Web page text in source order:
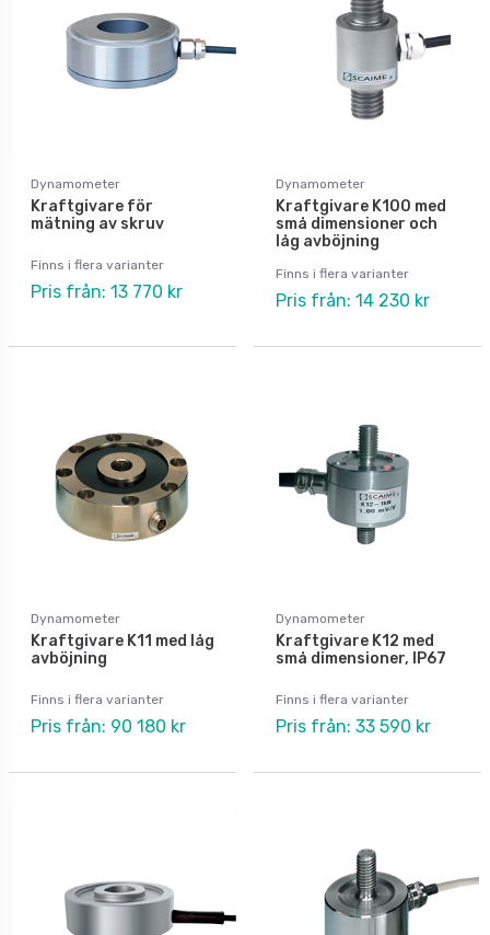
Dynamometer
Kraftgivare för
mätning av skruv
Finns i flera varianter
Pris från: 13 770 kr
Dynamometer
Kraftgivare K100 med
små dimensioner och
låg avböjning
Finns i flera varianter
Pris från: 14 230 kr
Dynamometer
Kraftgivare K11 med låg
avböjning
Finns i flera varianter
Pris från: 90 180 kr
Dynamometer
Kraftgivare K12 med
små dimensioner, IP67
Finns i flera varianter
Pris från: 33 590 kr